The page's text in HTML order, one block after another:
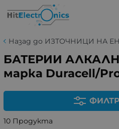
Назад до ИЗТОЧНИЦИ НА
БАТЕРИИ
марка Duracell/
10 Продукта